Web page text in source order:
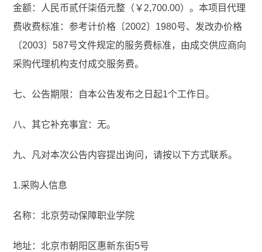
金额：人民币贰仟柒佰元整（￥2,700.00）。本项目代理
费收费标准：参考计价格〔2002〕1980号、发改办价格
〔2003〕587号文件规定的服务费标准，由成交供应商向
采购代理机构支付成交服务费。
七、公告期限：自本公告发布之日起1个工作日。
八、其它补充事宜：无。
九、凡对本次公告内容提出询问，请按以下方式联系。
1.采购人信息
名称：北京劳动保障职业学院
地址：北京市朝阳区惠新东街5号